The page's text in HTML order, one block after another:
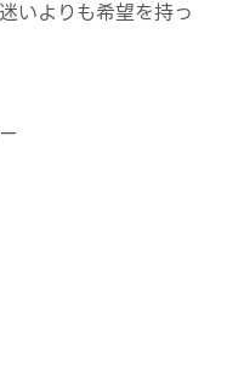
いよりも希望を持っ